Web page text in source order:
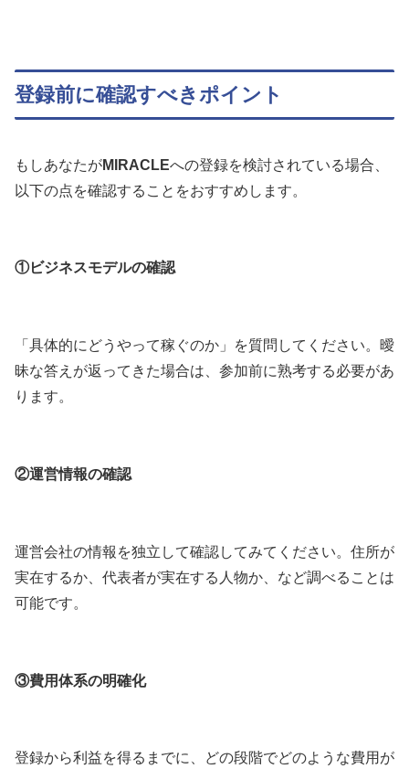
登録前に確認すべきポイント
もしあなたがMIRACLEへの登録を検討されている場合、
以下の点を確認することをおすすめします。
①ビジネスモデルの確認
「具体的にどうやって稼ぐのか」を質問してください。曖
昧な答えが返ってきた場合は、参加前に熟考する必要があ
ります。
②運営情報の確認
運営会社の情報を独立して確認してみてください。住所が
実在するか、代表者が実在する人物か、など調べることは
可能です。
③費用体系の明確化
登録から利益を得るまでに、どの段階でどのような費用が